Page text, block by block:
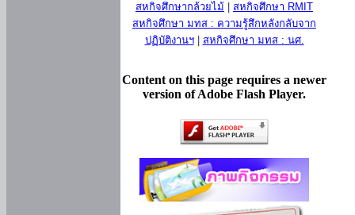
สหกิจศึกษากล้วยไม้
สหกิจศึกษา RMIT
สหกิจศึกษา มทส : ความรู้สึกหลังกลับจาก
ปฏิบัติงานฯ| สหกิจศึกษา มทส : นศ.
Content on this page requires a newer
version of Adobe Flash Player.